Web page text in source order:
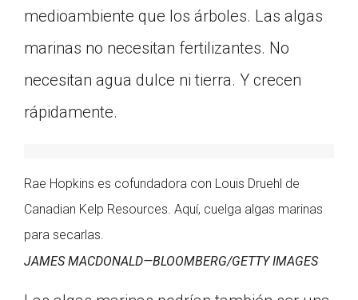
medioambiente que los árboles. Las algas
marinas no necesitan fertilizantes. No
necesitan agua dulce ni tierra. Y crecen
rápidamente.
Rae Hopkins es cofundadora con Louis Druehl de
Canadian Kelp Resources. Aquí, cuelga algas marinas
para secarlas.
JAMES MACDONALD—BLOOMBERG/GETTY IMAGES